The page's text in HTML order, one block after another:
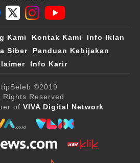
Kami Kontak Kami
Info Iklan
Siber
Panduan Kebijakan
Info Karir
©2019
Rights Reserved
of VIVA Digital Network